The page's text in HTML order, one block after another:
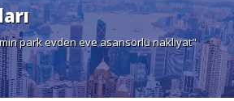
park evden eve asansörlü nakliyat"